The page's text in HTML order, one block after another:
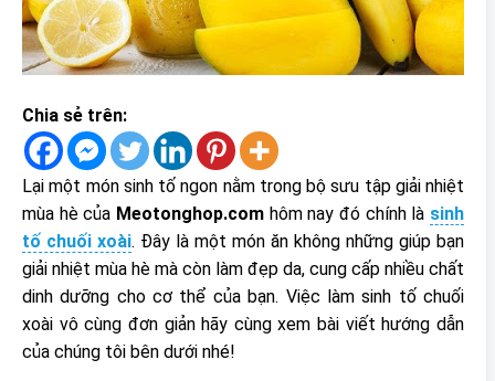
Chia sẻ trên:
Lại một món sinh tố ngon nằm trong bộ sưu tập giải nhiệt
mùa hè của Meotonghop.com hôm nay đó chính là sinh
tố chuối xoài. Đây là một món ăn không những giúp bạn
giải nhiệt mùa hè mà còn làm đẹp da, cung cấp nhiều chất
dinh dưỡng cho cơ thể của bạn. Việc làm sinh tố chuối
xoài vô cùng đơn giản hãy cùng xem bài viết hướng dẫn
của chúng tôi bên dưới nhé!